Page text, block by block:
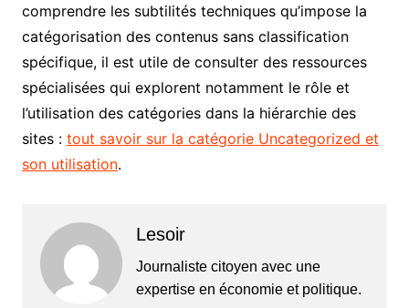
comprendre les subtilités techniques qu’impose la
catégorisation des contenus sans classification
spécifique, il est utile de consulter des ressources
spécialisées qui explorent notamment le rôle et
l’utilisation des catégories dans la hiérarchie des
sites : tout savoir sur la catégorie Uncategorized et
son utilisation.
Lesoir
Journaliste citoyen avec une
expertise en économie et politique.